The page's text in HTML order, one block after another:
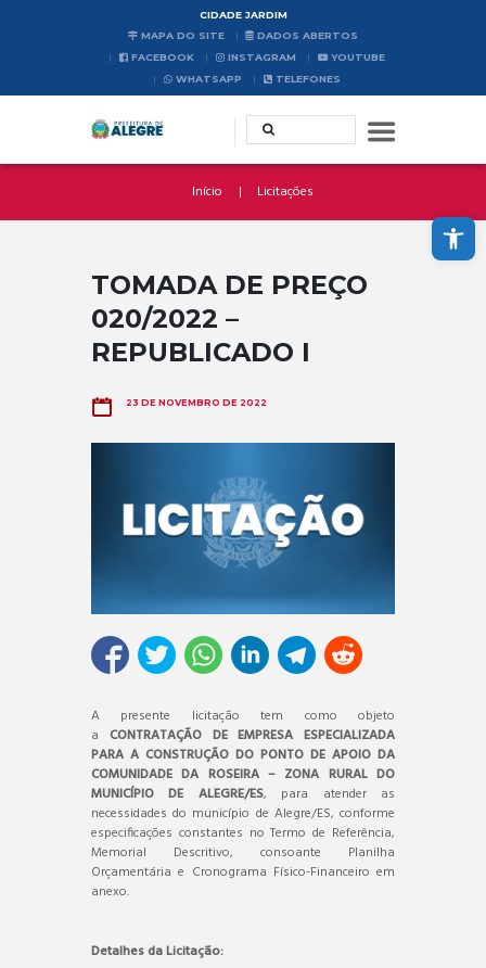
Abrir a barra de ferramentas
CIDADE JARDIM
MAPA DO SITE
DADOS ABERTOS
FACEBOOK
INSTAGRAM
YOUTUBE
WHATSAPP
TELEFONES
Início Licitações
TOMADA DE PREÇO
020/2022 –
REPUBLICADO I
23 DE NOVEMBRO DE 2022
A presente licitação tem como objeto
a CONTRATAÇÃO DE EMPRESA ESPECIALIZADA
PARA A CONSTRUÇÃO DO PONTO DE APOIO DA
COMUNIDADE DA ROSEIRA – ZONA RURAL DO
MUNICÍPIO DE ALEGRE/ES, para atender as
necessidades do município de Alegre/ES, conforme
especificações constantes no Termo de Referência,
Memorial Descritivo, consoante Planilha
Orçamentária e Cronograma Físico-Financeiro em
anexo.
Detalhes da Licitação: